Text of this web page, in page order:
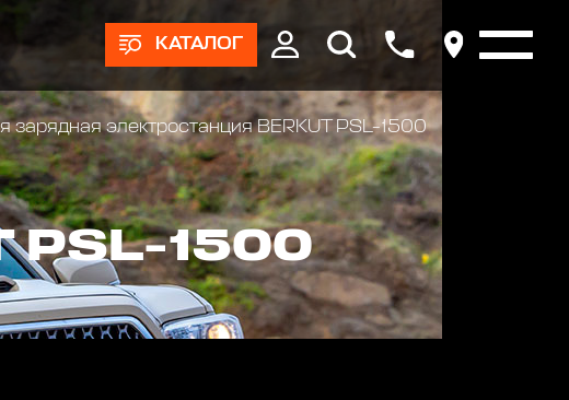
КАТАЛОГ
зарядная электростанция BERKUT PSL-1500
PSL-1500